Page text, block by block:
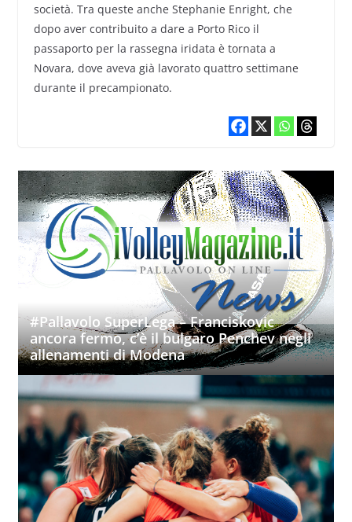
società. Tra queste anche Stephanie Enright, che
dopo aver contribuito a dare a Porto Rico il
passaporto per la rassegna iridata è tornata a
Novara, dove aveva già lavorato quattro settimane
durante il precampionato.
#Pallavolo SuperLega – Franciskovic
ancora fermo, c’è il bulgaro Penchev negli
allenamenti di Modena